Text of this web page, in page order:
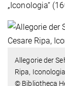
„Iconologia“
Allegorie der
Ripa,
© Bibliotheca